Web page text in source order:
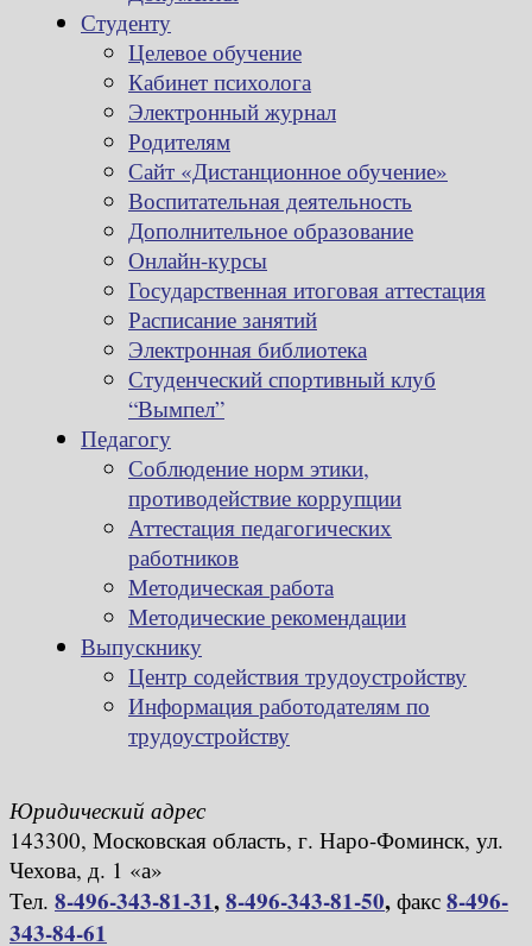
Студенту
Целевое обучение
Кабинет психолога
Электронный журнал
Родителям
Сайт «Дистанционное обучение»
Воспитательная деятельность
Дополнительное образование
Онлайн-курсы
Государственная итоговая аттестация
Расписание занятий
Электронная библиотека
Студенческий спортивный клуб
“Вымпел”
Педагогу
Соблюдение норм этики,
противодействие коррупции
Аттестация педагогических
работников
Методическая работа
Методические рекомендации
Выпускнику
Центр содействия трудоустройству
Информация работодателям по
трудоустройству
Юридический адрес
143300, Московская область, г. Наро-Фоминск, ул.
Чехова, д. 1 «а»
Тел. 8-496-343-81-31,8-496-343-81-50, факс 8-496-
343-84-61